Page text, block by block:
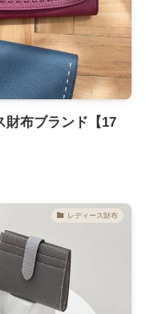
財布ブランド【17
レディース財布